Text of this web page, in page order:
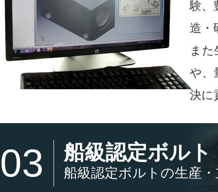
験、
造・
ま
や、
決に
03 船級認定ボルト
船級認定ボルトの生産